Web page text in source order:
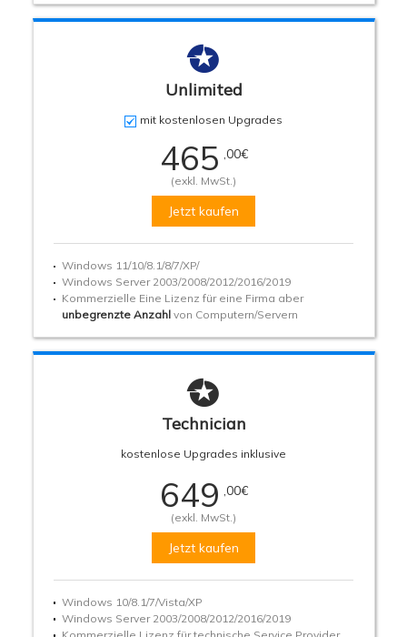

Unlimited
mit kostenlosen Upgrades
465 ,00€
(exkl. MwSt.)
Jetzt kaufen
Windows 11/10/8.1/8/7/XP/
Windows Server 2003/2008/2012/2016/2019
Kommerzielle Eine Lizenz für eine Firma aber
unbegrenzte Anzahl von Computern/Servern

Technician
kostenlose Upgrades inklusive
649 ,00€
(exkl. MwSt.)
Jetzt kaufen
Windows 10/8.1/7/Vista/XP
Windows Server 2003/2008/2012/2016/2019